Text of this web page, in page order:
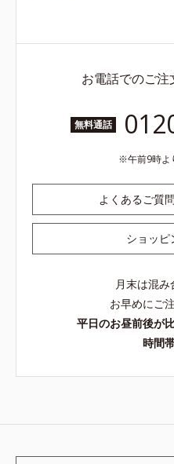
お電話でのご
無料通話
午前9時よ
よくあるご質
ショッピ
月末は混
お早めにご
平日のお昼前後が
時間